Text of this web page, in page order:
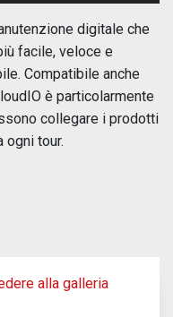
digitale che
facile, veloce e
Compatibile anche
è particolarmente
collegare i prodotti
ogni tour.
alla galleria